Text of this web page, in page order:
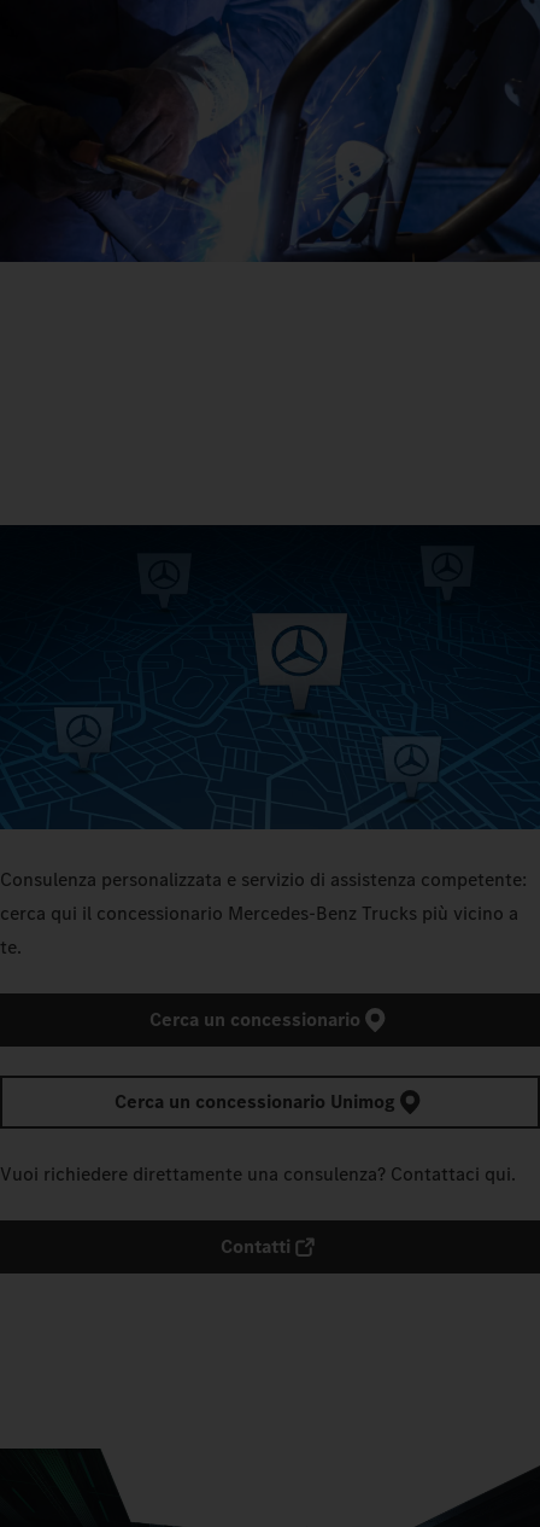
Consulenza personalizzata e servizio di assistenza competente:
cerca qui il concessionario Mercedes‑Benz Trucks più vicino a
te.
Cerca un concessionario
Cerca un concessionario Unimog
Vuoi richiedere direttamente una consulenza? Contattaci qui.
Contatti